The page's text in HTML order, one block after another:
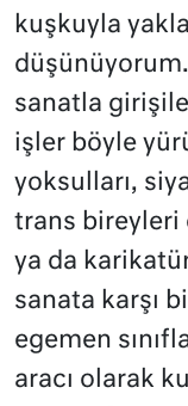
kuşkuyla
sanatla
işler böyle
yoksulları,
trans bireyleri
ya da
sanata karşı
egemen
aracı olarak